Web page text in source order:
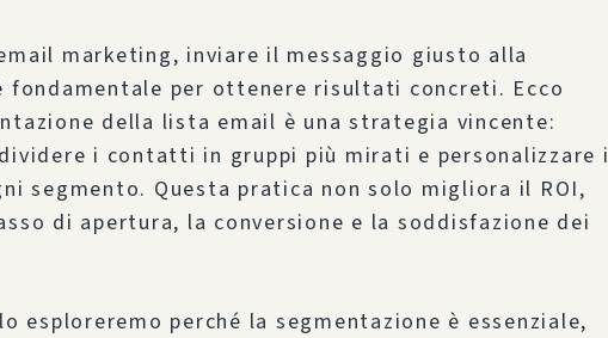
marketing, inviare il messaggio giusto alla
fondamentale per ottenere risultati concreti. Ecco
della lista email è una strategia vincente:
i contatti in gruppi più mirati e personalizzare i
segmento. Questa pratica non solo migliora il ROI,
di apertura, la conversione e la soddisfazione dei
esploreremo perché la segmentazione è essenziale,